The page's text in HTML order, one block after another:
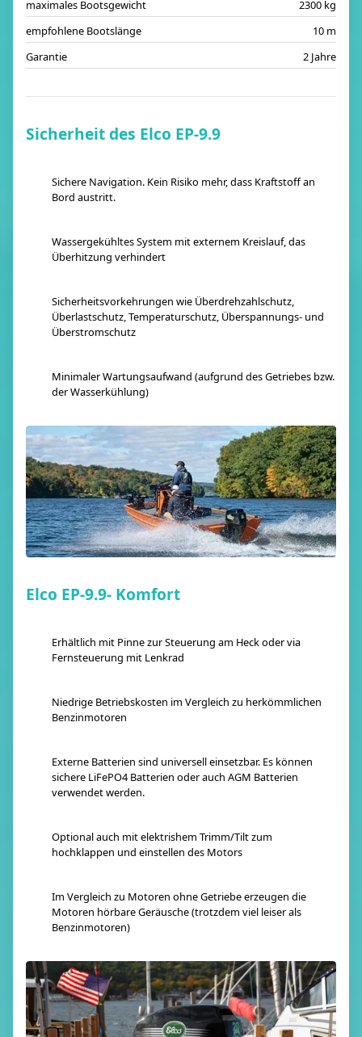
maximales Bootsgewicht
2300 kg
empfohlene Bootslänge
10 m
Garantie
2 Jahre
Sicherheit des Elco EP-9.9
Sichere Navigation. Kein Risiko mehr, dass Kraftstoff an
Bord austritt.
Wassergekühltes System mit externem Kreislauf, das
Überhitzung verhindert
Sicherheitsvorkehrungen wie Überdrehzahlschutz,
Überlastschutz, Temperaturschutz, Überspannungs- und
Überstromschutz
Minimaler Wartungsaufwand (aufgrund des Getriebes bzw.
der Wasserkühlung)
Elco EP-9.9- Komfort
Erhältlich mit Pinne zur Steuerung am Heck oder via
Fernsteuerung mit Lenkrad
Niedrige Betriebskosten im Vergleich zu herkömmlichen
Benzinmotoren
Externe Batterien sind universell einsetzbar. Es können
sichere LiFePO4 Batterien oder auch AGM Batterien
verwendet werden.
Optional auch mit elektrishem Trimm/Tilt zum
hochklappen und einstellen des Motors
Im Vergleich zu Motoren ohne Getriebe erzeugen die
Motoren hörbare Geräusche (trotzdem viel leiser als
Benzinmotoren)